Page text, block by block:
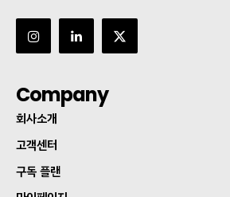
Company
회사소개
고객센터
구독 플랜